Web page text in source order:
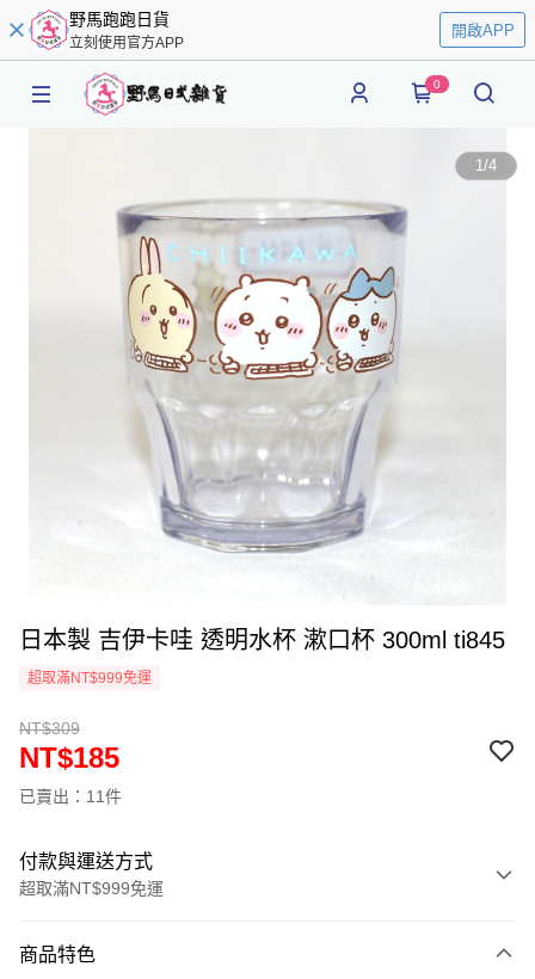
野馬跑跑日貨
立刻使用官方APP
開啟APP
0
1/4
日本製 吉伊卡哇 透明水杯 漱口杯 300ml ti845
超取滿NT$999免運
NT$309
NT$185
已賣出：11件
付款與運送方式
超取滿NT$999免運
信用卡一次付款
商品特色